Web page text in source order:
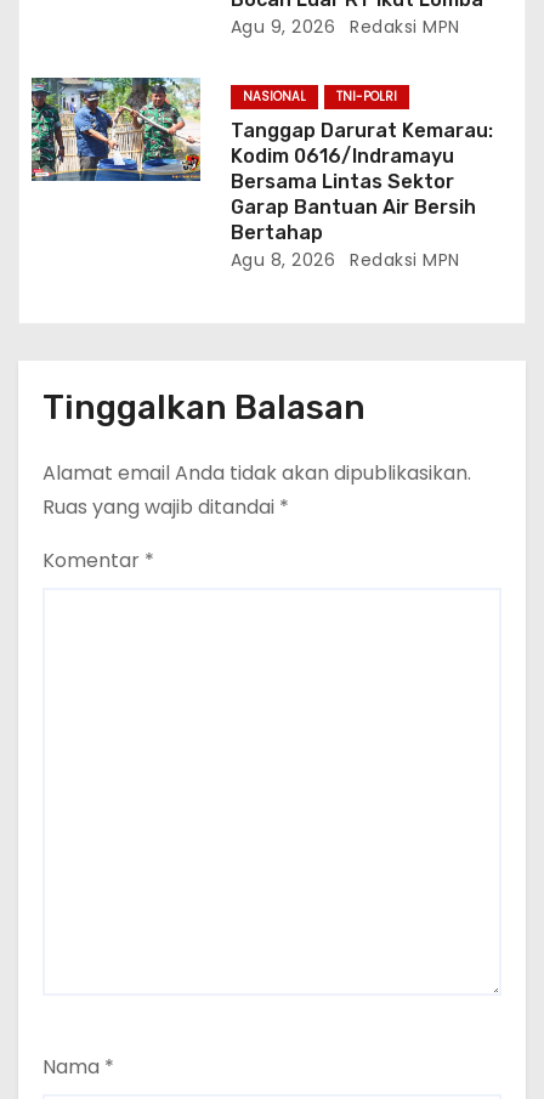
Agu 9, 2026 Redaksi MPN
NASIONAL TNI-POLRI
Tanggap Darurat Kemarau:
Kodim 0616/Indramayu
Bersama Lintas Sektor
Garap Bantuan Air Bersih
Bertahap
Agu 8, 2026 Redaksi MPN
Tinggalkan Balasan
Alamat email Anda tidak akan dipublikasikan.
Ruas yang wajib ditandai *
Komentar *
Nama *